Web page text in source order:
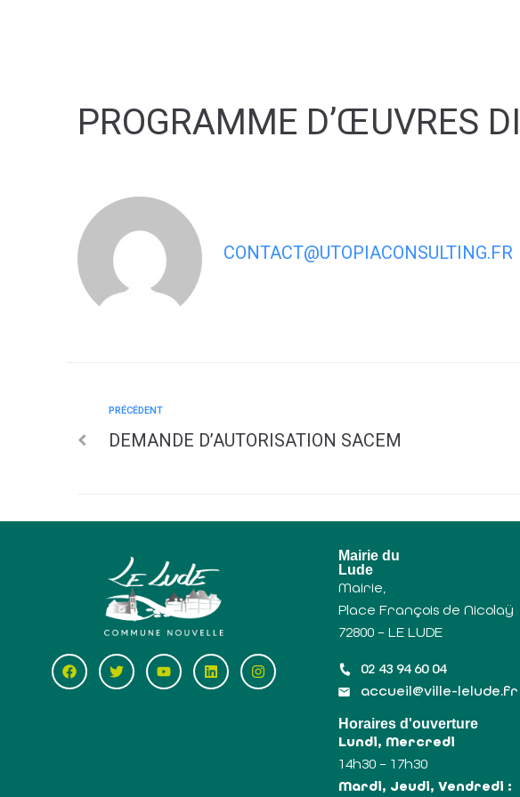
PROGRAMME D’ŒUVRES
CONTACT@UTOPIACONSULTING.FR
PRÉCÉDENT
DEMANDE D’AUTORISATION SACEM
Mairie du
Lude
Mairie,
Place François de Nicolaÿ
72800 – LE LUDE
02 43 94 60 04
accueil@ville-lelude.fr
Horaires d'ouverture
Lundi, Mercredi
14h30 – 17h30
Mardi, Jeudi, Vendredi :